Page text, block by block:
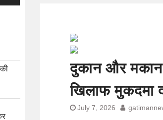
दुकान और मकान
खिलाफ मुकदमा
July 7, 2026